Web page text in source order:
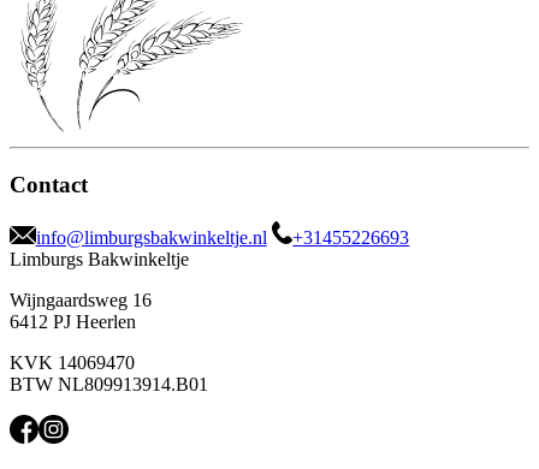
Contact
info@limburgsbakwinkeltje.nl
+31455226693
Limburgs Bakwinkeltje
Wijngaardsweg 16
6412 PJ Heerlen
KVK 14069470
BTW NL809913914.B01